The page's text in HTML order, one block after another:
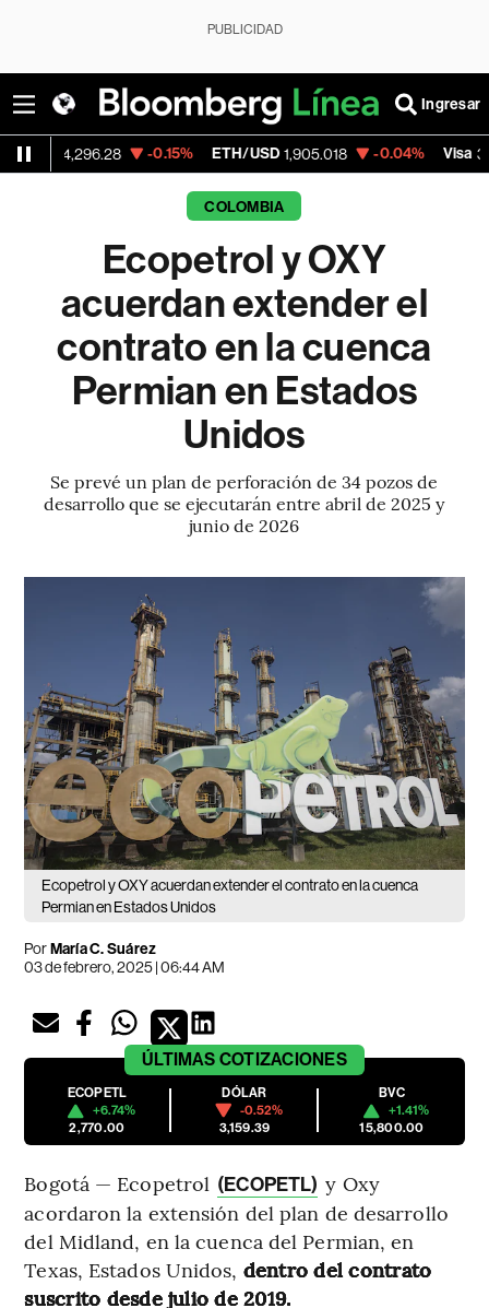
PUBLICIDAD
Ingresar
-0.15% ETH/USD 1,905.018 -0.04% Visa 370.47
COLOMBIA
Ecopetrol y OXY
acuerdan extender el
contrato en la cuenca
Permian en Estados
Unidos
Se prevé un plan de perforación de 34 pozos de
desarrollo que se ejecutarán entre abril de 2025 y
junio de 2026
Ecopetrol y OXY acuerdan extender el contrato en la cuenca
Permian en Estados Unidos
PorMaría C. Suárez
03 de febrero, 2025 | 06:44 AM
ÚLTIMAS COTIZACIONES
ECOPETL
+6.74%
2,770.00
DÓLAR
-0.52%
3,159.39
BVC
+1.41%
15,800.00
Bogotá — Ecopetrol (ECOPETL) y Oxy
acordaron la extensión del plan de desarrollo
del Midland, en la cuenca del Permian, en
Texas, Estados Unidos, dentro del contrato
suscrito desde julio de 2019.